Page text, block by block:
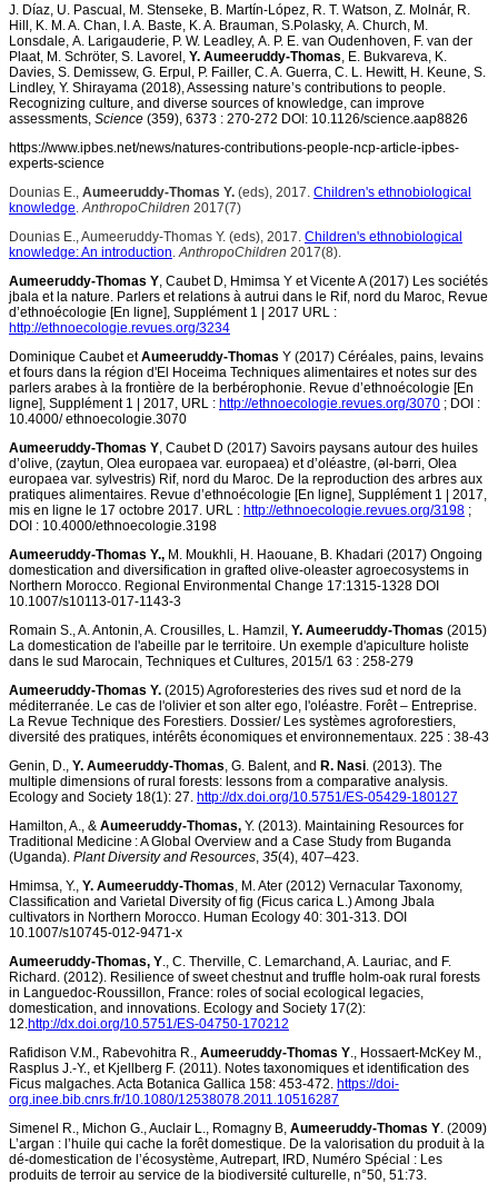
J. Díaz, U. Pascual, M. Stenseke, B. Martín-López, R. T. Watson, Z. Molnár, R.
Hill, K. M. A. Chan, I. A. Baste, K. A. Brauman, S.Polasky, A. Church, M.
Lonsdale, A. Larigauderie, P. W. Leadley, A. P. E. van Oudenhoven, F. van der
Plaat, M. Schröter, S. Lavorel, Y. Aumeeruddy-Thomas, E. Bukvareva, K.
Davies, S. Demissew, G. Erpul, P. Failler, C. A. Guerra, C. L. Hewitt, H. Keune, S.
Lindley, Y. Shirayama (2018), Assessing nature’s contributions to people.
Recognizing culture, and diverse sources of knowledge, can improve
assessments, Science (359), 6373 : 270-272 DOI: 10.1126/science.aap8826
https://www.ipbes.net/news/natures-contributions-people-ncp-article-ipbes-
experts-science
Dounias E., Aumeeruddy-Thomas Y. (eds), 2017. Children's ethnobiological
knowledge.AnthropoChildren 2017(7)
Dounias E., Aumeeruddy-Thomas Y. (eds), 2017. Children's ethnobiological
knowledge: An introduction.AnthropoChildren 2017(8).
Aumeeruddy-Thomas Y, Caubet D, Hmimsa Y et Vicente A (2017) Les sociétés
jbala et la nature. Parlers et relations à autrui dans le Rif, nord du Maroc, Revue
d’ethnoécologie [En ligne], Supplément 1 | 2017 URL :
http://ethnoecologie.revues.org/3234
Dominique Caubet etAumeeruddy-Thomas Y (2017) Céréales, pains, levains
et fours dans la région d'El Hoceima Techniques alimentaires et notes sur des
parlers arabes à la frontière de la berbérophonie. Revue d’ethnoécologie [En
ligne], Supplément 1 | 2017, URL : http://ethnoecologie.revues.org/3070 ; DOI :
10.4000/ ethnoecologie.3070
Aumeeruddy-Thomas Y, Caubet D (2017) Savoirs paysans autour des huiles
d’olive, (zaytun, Olea europaea var. europaea) et d’oléastre, (əl-bərri, Olea
europaea var. sylvestris) Rif, nord du Maroc. De la reproduction des arbres aux
pratiques alimentaires. Revue d’ethnoécologie [En ligne], Supplément 1 | 2017,
mis en ligne le 17 octobre 2017. URL : http://ethnoecologie.revues.org/3198 ;
DOI : 10.4000/ethnoecologie.3198
Aumeeruddy-Thomas Y., M. Moukhli, H. Haouane, B. Khadari (2017) Ongoing
domestication and diversification in grafted olive-oleaster agroecosystems in
Northern Morocco. Regional Environmental Change 17:1315-1328 DOI
10.1007/s10113-017-1143-3
Romain S., A. Antonin, A. Crousilles, L. Hamzil, Y. Aumeeruddy-Thomas (2015)
La domestication de l'abeille par le territoire. Un exemple d'apiculture holiste
dans le sud Marocain, Techniques et Cultures, 2015/1 63 : 258-279
Aumeeruddy-Thomas Y. (2015) Agroforesteries des rives sud et nord de la
méditerranée. Le cas de l'olivier et son alter ego, l'oléastre. Forêt – Entreprise.
La Revue Technique des Forestiers. Dossier/ Les systèmes agroforestiers,
diversité des pratiques, intérêts économiques et environnementaux. 225 : 38-43
Genin, D., Y. Aumeeruddy-Thomas, G. Balent, and R. Nasi. (2013). The
multiple dimensions of rural forests: lessons from a comparative analysis.
Ecology and Society 18(1): 27. http://dx.doi.org/10.5751/ES-05429-180127
Hamilton, A., & Aumeeruddy-Thomas, Y. (2013). Maintaining Resources for
Traditional Medicine : A Global Overview and a Case Study from Buganda
(Uganda). Plant Diversity and Resources, 35(4), 407–423.
Hmimsa, Y., Y. Aumeeruddy-Thomas, M. Ater (2012) Vernacular Taxonomy,
Classification and Varietal Diversity of fig (Ficus carica L.) Among Jbala
cultivators in Northern Morocco. Human Ecology 40: 301-313. DOI
10.1007/s10745-012-9471-x
Aumeeruddy-Thomas, Y., C. Therville, C. Lemarchand, A. Lauriac, and F.
Richard. (2012). Resilience of sweet chestnut and truffle holm-oak rural forests
in Languedoc-Roussillon, France: roles of social ecological legacies,
domestication, and innovations. Ecology and Society 17(2):
12.http://dx.doi.org/10.5751/ES-04750-170212
Rafidison V.M., Rabevohitra R., Aumeeruddy-Thomas Y., Hossaert-McKey M.,
Rasplus J.-Y., et Kjellberg F. (2011). Notes taxonomiques et identification des
Ficus malgaches. Acta Botanica Gallica 158: 453-472. https://doi-
org.inee.bib.cnrs.fr/10.1080/12538078.2011.10516287
Simenel R., Michon G., Auclair L., Romagny B, Aumeeruddy-Thomas Y. (2009)
L’argan : l’huile qui cache la forêt domestique. De la valorisation du produit à la
dé-domestication de l’écosystème, Autrepart, IRD, Numéro Spécial : Les
produits de terroir au service de la biodiversité culturelle, n°50, 51:73.